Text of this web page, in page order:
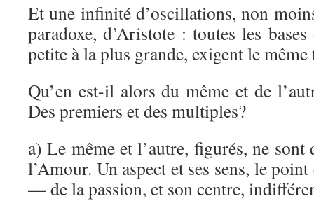
Et une infinité d’oscillations, non
paradoxe, d’Aristote : toutes les
petite à la plus grande, exigent le même
Qu’en est-il alors du même et de
Des premiers et des multiples?
a) Le même et l’autre, figurés, ne sont
l’Amour. Un aspect et ses sens, le
— de la passion, et son centre,